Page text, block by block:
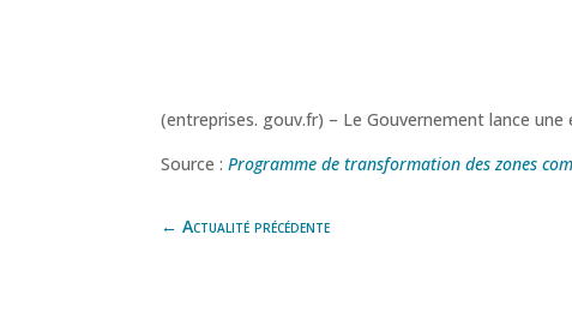
(entreprises. gouv.fr) – Le Gouvernement lance
Source :Programme de transformation des zones
←Actualité précédente